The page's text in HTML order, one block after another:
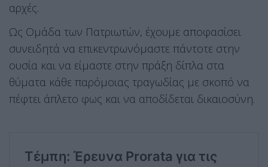
αρχές.
Ως Ομάδα των Πατριωτών, έχουμε αποφασίσει
συνειδητά να επικεντρωνόμαστε πάντοτε στην
ουσία και να είμαστε στην πράξη δίπλα στα
θύματα κάθε παρόμοιας τραγωδίας με σκοπό να
πέφτει άπλετο φως και να αποδίδεται δικαιοσύνη.